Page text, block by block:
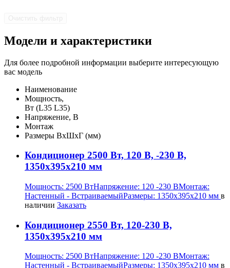
Модели и характеристики
Для более подробной информации выберите интересующую
вас модель
Наименование
Мощность,
Вт (L35 L35)
Напряжение, В
Монтаж
Размеры ВхШхГ (мм)
Кондиционер 2500 Вт, 120 В, -230 В,
1350х395х210 мм
Мощность: 2500 ВтНапряжение: 120 -230 ВМонтаж:
Настенный - ВстраиваемыйРазмеры: 1350х395х210 мм в
наличии Заказать
Кондиционер 2550 Вт, 120-230 В,
1350х395х210 мм
Мощность: 2500 ВтНапряжение: 120 -230 ВМонтаж:
Настенный - ВстраиваемыйРазмеры: 1350х395х210 мм в